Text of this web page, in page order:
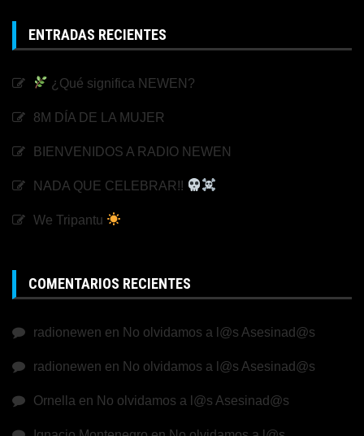
ENTRADAS RECIENTES
¿Qué significa NEWEN?
8M DÍA DE LA MUJER
BIENVENIDOS A RADIO NEWEN
NADA QUE CELEBRAR!!
We Tripantu
COMENTARIOS RECIENTES
radionewen en No olvidamos a l@s Asesinad@s
radionewen en No olvidamos a l@s Asesinad@s
Ornella en No olvidamos a l@s Asesinad@s